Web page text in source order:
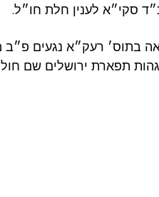
סקי״א לענין חלת חו״ל.
בתוס׳ רעק״א נגעים
תפארת ירושלים שם